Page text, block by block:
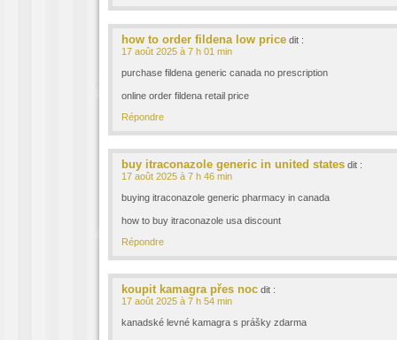
how to order fildena low price dit :
17 août 2025 à 7 h 01 min
purchase fildena generic canada no prescription
online order fildena retail price
Répondre
buy itraconazole generic in united states dit :
17 août 2025 à 7 h 46 min
buying itraconazole generic pharmacy in canada
how to buy itraconazole usa discount
Répondre
koupit kamagra přes noc dit :
17 août 2025 à 7 h 54 min
kanadské levné kamagra s prášky zdarma